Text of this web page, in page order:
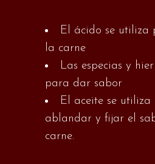
El ácido se
la carne
Las especias y
para dar sabor
El aceite se utiliza
ablandar y fijar el
carne.